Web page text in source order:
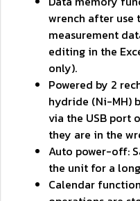
wrench after use
measurement
editing in the
only).
Powered by 2
hydride (Ni-MH)
via the USB port
they are in the
Auto power-off:
the unit for a
Calendar